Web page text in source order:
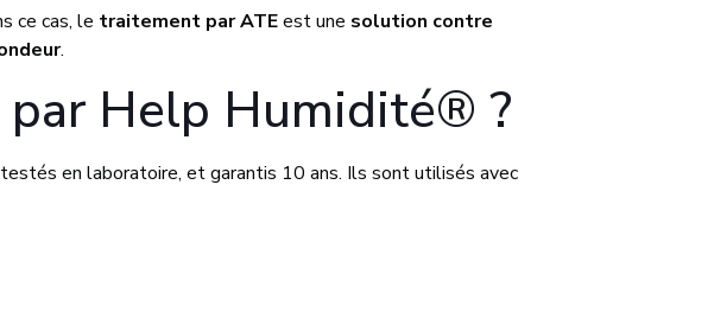
ce cas, le traitement par ATEest une solution contre
.
par Help Humidité® ?
en laboratoire, et garantis 10 ans. Ils sont utilisés avec